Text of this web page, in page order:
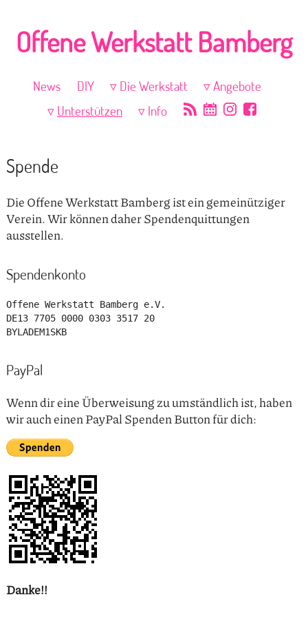
Offene Werkstatt Bamberg
News DIY Die Werkstatt
Angebote
Unterstützen
Info
Spende
Die Offene Werkstatt Bamberg ist ein gemeinütziger
Verein. Wir können daher Spendenquittungen
ausstellen.
Spendenkonto
Offene Werkstatt Bamberg e.V.
DE13 7705 0000 0303 3517 20
BYLADEM1SKB
PayPal
Wenn dir eine Überweisung zu umständlich ist, haben
wir auch einen PayPal Spenden Button für dich:
Danke!!